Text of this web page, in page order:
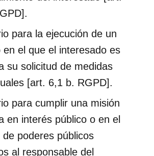
para la ejecución de un
en el que el interesado es
su solicitud de medidas
[art. 6,1 b. RGPD].
para cumplir una misión
en interés público o en el
de poderes públicos
al responsable del